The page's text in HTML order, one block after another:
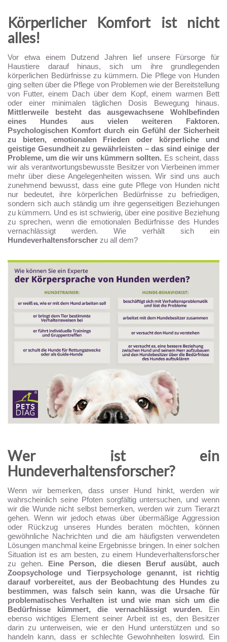
Körperlicher Komfort ist nicht
alles!
Vor etwa einem Dutzend Jahren lief unsere Fürsorge für
Haustiere darauf hinaus, sich um ihre grundlegenden
körperlichen Bedürfnisse zu kümmern. Die Pflege von Hunden
ging selten über die Pflege von Problemen wie der Bereitstellung
von Futter, einem Dach über dem Kopf, einem warmen Bett
oder einer minimalen täglichen Dosis Bewegung hinaus.
Mittlerweile besteht das ausgewachsene Wohlbefinden
eines Hundes aus vielen weiteren Faktoren.
Psychologischen Komfort durch ein Gefühl der Sicherheit
zu bieten, emotionalen Frieden oder körperliche und
geistige Gesundheit zu gewährleisten – das sind einige der
Probleme, um die wir uns kümmern sollten. Es scheint, dass
wir als verantwortungsbewusste Besitzer von Vierbeinen immer
mehr über diese Angelegenheiten wissen. Wir sind uns auch
zunehmend bewusst, dass eine gute Pflege von Hunden nicht
nur bedeutet, ihre körperlichen Bedürfnisse zu befriedigen,
sondern sich auch ständig um ihre gegenseitigen Beziehungen
zu kümmern. Und es ist schwierig, über eine positive Beziehung
zu sprechen, wenn die emotionalen Bedürfnisse des Hundes
vernachlässigt werden. Wie verhält sich ein
Hundeverhaltensforscher zu all dem?
Wer ist ein
Hundeverhaltensforscher?
Wenn wir bemerken, dass unser Hund hinkt, werden wir
wahrscheinlich seine Pfoten sorgfältig untersuchen, und wenn
wir die Wunde nicht selbst bemerken, werden wir zum Tierarzt
gehen. Wenn wir jedoch etwas über übermäßige Aggression
oder Rückzug unseres Hundes beraten möchten, können
gewöhnliche Nachrichten und die am häufigsten verwendeten
Lösungen manchmal keine Ergebnisse bringen. In einer solchen
Situation ist es am besten, zu einem Hundeverhaltensforscher
zu gehen. Eine Person, die diesen Beruf ausübt, auch
Zoopsychologe und Tierpsychologe genannt, ist richtig
darauf vorbereitet, aus der Beobachtung des Hundes zu
bestimmen, was falsch sein kann, was die Ursache für
problematisches Verhalten ist und wie man sich um die
Bedürfnisse kümmert, die vernachlässigt wurden. Ein
ebenso wichtiges Element seiner Arbeit ist es, den Besitzer
darin zu unterweisen, wie er den Hund unterstützen und so
handeln kann, dass er schlechte Gewohnheiten loswird. Ein